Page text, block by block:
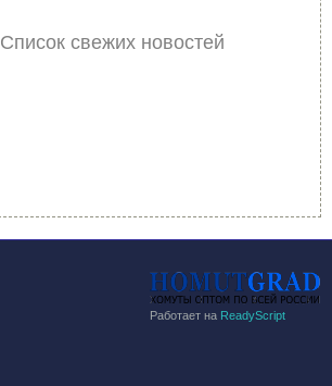
Список свежих новостей
Работает на ReadyScript